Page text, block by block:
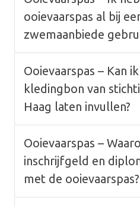
ooievaarspas al bij
zwemaanbiede
Ooievaarspas – Kan
kledingbon van
Haag laten invullen?
Ooievaarspas –
inschrijfgeld en
met de ooievaarspas?